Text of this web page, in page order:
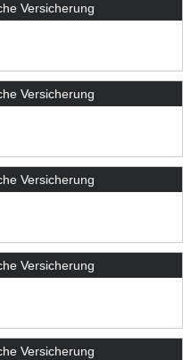
Versicherung
Versicherung
Versicherung
Versicherung
Versicherung